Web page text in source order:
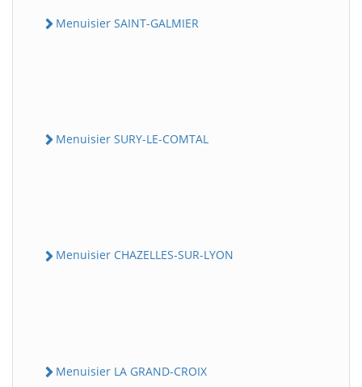
Menuisier SAINT-GALMIER
Menuisier SURY-LE-COMTAL
Menuisier CHAZELLES-SUR-LYON
Menuisier LA GRAND-CROIX